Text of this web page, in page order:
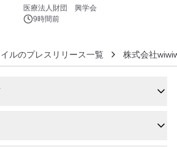
療計画」をテーマに専門監修
医療法人財団 興学会
9時間前
ルのプレスリリース一覧 株式会社